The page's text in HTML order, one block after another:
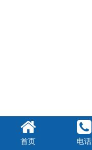
首页 电话